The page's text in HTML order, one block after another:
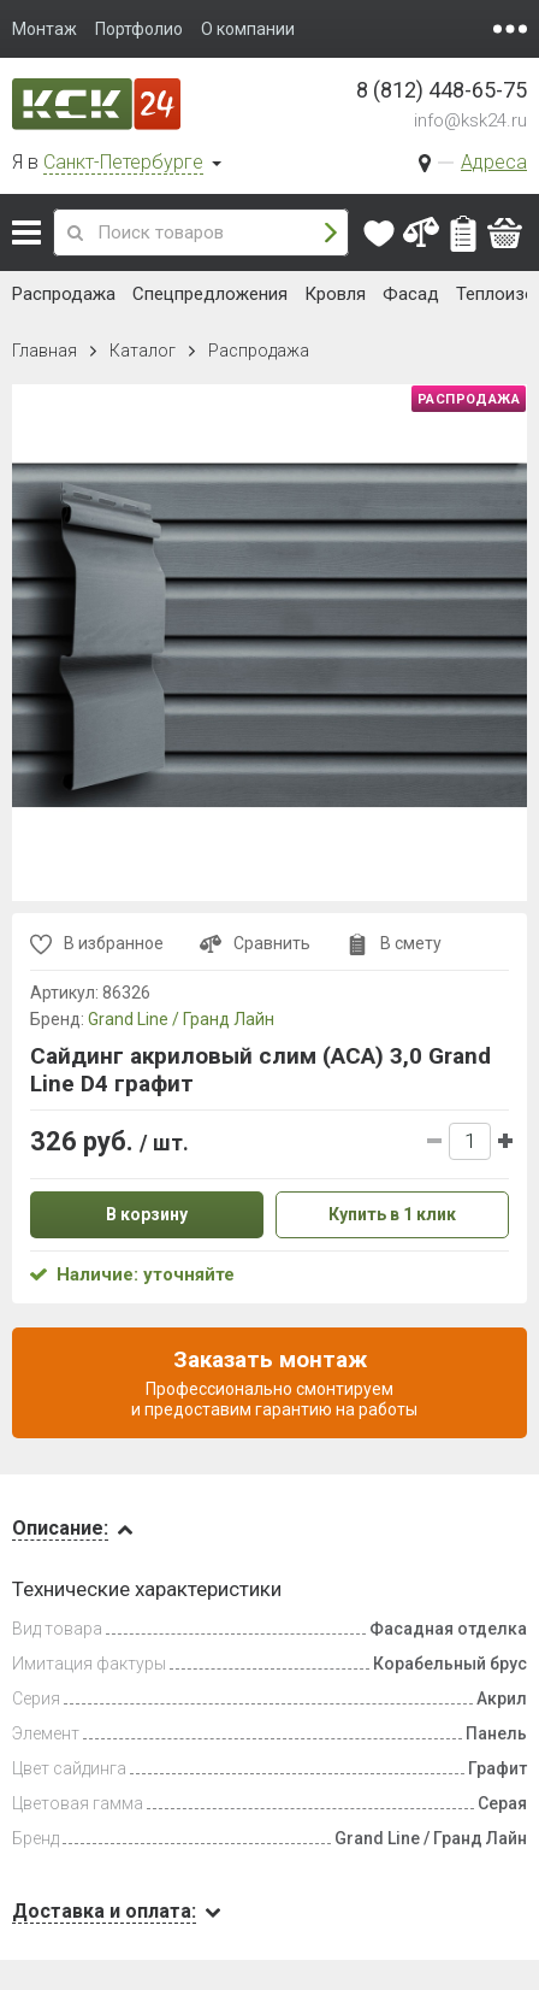
Монтаж Портфолио О компании
Я в Санкт-Петербурге Адреса
8 (812) 448-65-75
info@ksk24.ru
Распродажа Спецпредложения Кровля Фасад
Главная Каталог Распродажа
и оплата
Описание:
Технические характеристики
Вид товара
Фасадная отделка
Имитация фактуры
Корабельный брус
Серия
Акрил
Элемент
Панель
Цвет сайдинга
Графит
Цветовая гамма
Серая
Бренд
Grand Line / Гранд Лайн
Доставка и оплата:
РАСПРОДАЖА
В избранное Сравнить В смету
Артикул: 86326
Бренд: Grand Line / Гранд Лайн
Сайдинг акриловый слим (AСA) 3,0 Grand
Line D4 графит
326 руб. / шт.
В корзину Купить в 1 клик
Наличие: уточняйте
Заказать монтаж
Профессионально смонтируем
и предоставим гарантию на работы